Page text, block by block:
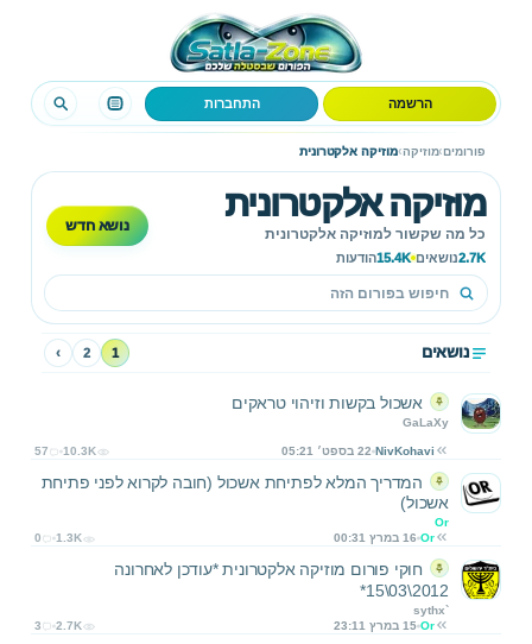
הרשמה התחברות
פורומים›מוזיקה›מוזיקה אלקטרונית
מוזיקה אלקטרונית
כל מה שקשור למוזיקה אלקטרונית
2.7Kנושאים 15.4Kהודעות
נושא חדש
נושאים 1
2
›
אשכול בקשות וזיהוי טראקים
GaLaXy
NivKohavi 22 בספט׳ 05:21 57 10.3K
המדריך המלא לפתיחת אשכול (חובה לקרוא לפני פתיחת
אשכול)
Or
Or 16 במרץ 00:31 0 1.3K
חוקי פורום מוזיקה אלקטרונית *עודכן לאחרונה
2012\03\15*
sythx`
Or 15 במרץ 23:11 3 2.7K